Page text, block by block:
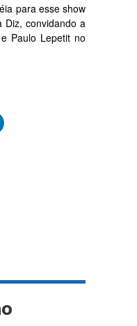
para esse show
Diz, convidando a
Paulo Lepetit no
Clique
para